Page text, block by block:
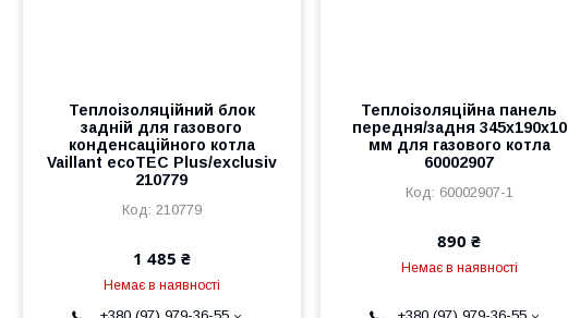
Теплоізоляційний блок
задній для газового
конденсаційного котла
Vaillant ecoTEC Plus/exclusiv
210779
210779
1 485 ₴
Немає в наявності
Теплоізоляційна панель
передня/задня 345x190x10
мм для газового котла
60002907
60002907-1
890 ₴
Немає в наявності